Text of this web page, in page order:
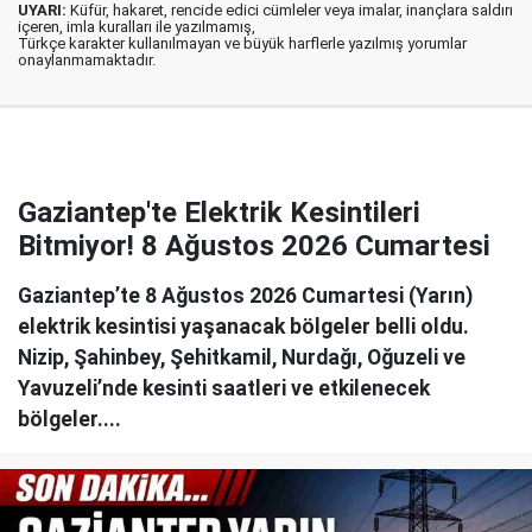
UYARI: Küfür, hakaret, rencide edici cümleler veya imalar, inançlara saldırı
içeren, imla kuralları ile yazılmamış,
Türkçe karakter kullanılmayan ve büyük harflerle yazılmış yorumlar
onaylanmamaktadır.
Gaziantep'te Elektrik Kesintileri
Bitmiyor! 8 Ağustos 2026 Cumartesi
Gaziantep’te 8 Ağustos 2026 Cumartesi (Yarın)
elektrik kesintisi yaşanacak bölgeler belli oldu.
Nizip, Şahinbey, Şehitkamil, Nurdağı, Oğuzeli ve
Yavuzeli’nde kesinti saatleri ve etkilenecek
bölgeler....